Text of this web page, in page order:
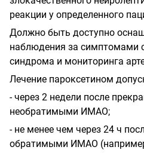
реакции у определенного
Должно быть доступно
наблюдения за симптомами
синдрома и мониторинга
Лечение пароксетином
- через 2 недели после
необратимыми ИМАО;
- не менее чем через 24 ч
обратимыми ИМАО